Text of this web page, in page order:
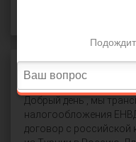
Агентский
Добрый день , мы
налогообложения
договор с российской